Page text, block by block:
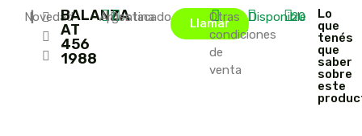
Novedad
||
BALANZA
AT
456
1988
Argentina
|Destacado Llamar
Otras
condiciones
de
venta
Disponible
20
Lo
que
tenés
que
saber
sobre
este